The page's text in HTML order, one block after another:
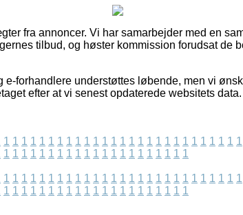
fra annoncer. Vi har samarbejder med en
tilbud, og høster kommission forudsat de
e-forhandlere understøttes løbende, men vi
efter at vi senest opdaterede websitets data.
1 1 1 1 1 1 1 1 1 1 1 1 1 1 1 1 1 1 1 1 1 1 1 1 1 1 1
1 1 1 1 1 1 1 1 1 1 1 1 1 1 1 1 1 1 1 1 1
1 1 1 1 1 1 1 1 1 1 1 1 1 1 1 1 1 1 1 1 1 1 1 1 1 1 1
1 1 1 1 1 1 1 1 1 1 1 1 1 1 1 1 1 1 1 1 1